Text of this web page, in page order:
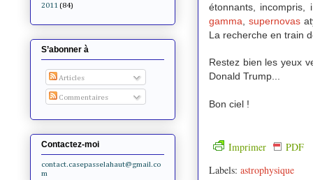
étonnants,
gamma
supernovas
La recherche en train
Restez bien les yeux
Donald Trump...
Bon ciel !
Imprimer
PDF
Labels: astrophysique
2011 (84)
S’abonner à
Articles
Commentaires
Contactez-moi
contact.casepasselahaut@gmail.co
m